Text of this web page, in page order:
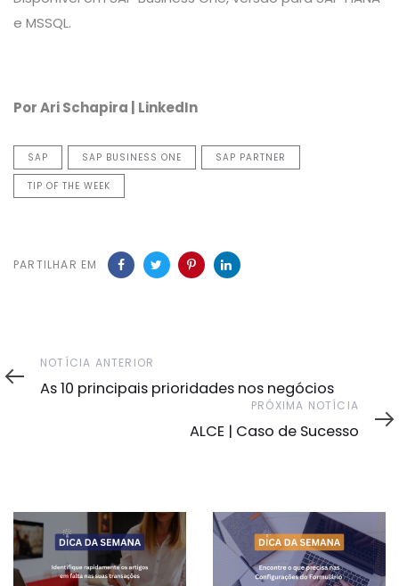
e MSSQL.
Por Ari Schapira | LinkedIn
SAP SAP BUSINESS ONE SAP PARTNER
TIP OF THE WEEK
PARTILHAR EM
Notícia
Anterior
NOTÍCIA ANTERIOR
As 10 principais prioridades nos negócios
Notícia
PRÓXIMA NOTÍCIA
ALCE | Caso de Sucesso